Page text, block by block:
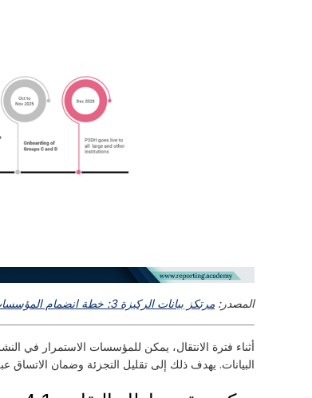
المصدر: مرتكز بيانات الركيزة 3: خطة انضمام المؤسسات
أثناء فترة الانتقال، يمكن للمؤسسات الاستمرار في
البيانات. يهدف ذلك إلى تقليل التجزئة وضمان الاتساق